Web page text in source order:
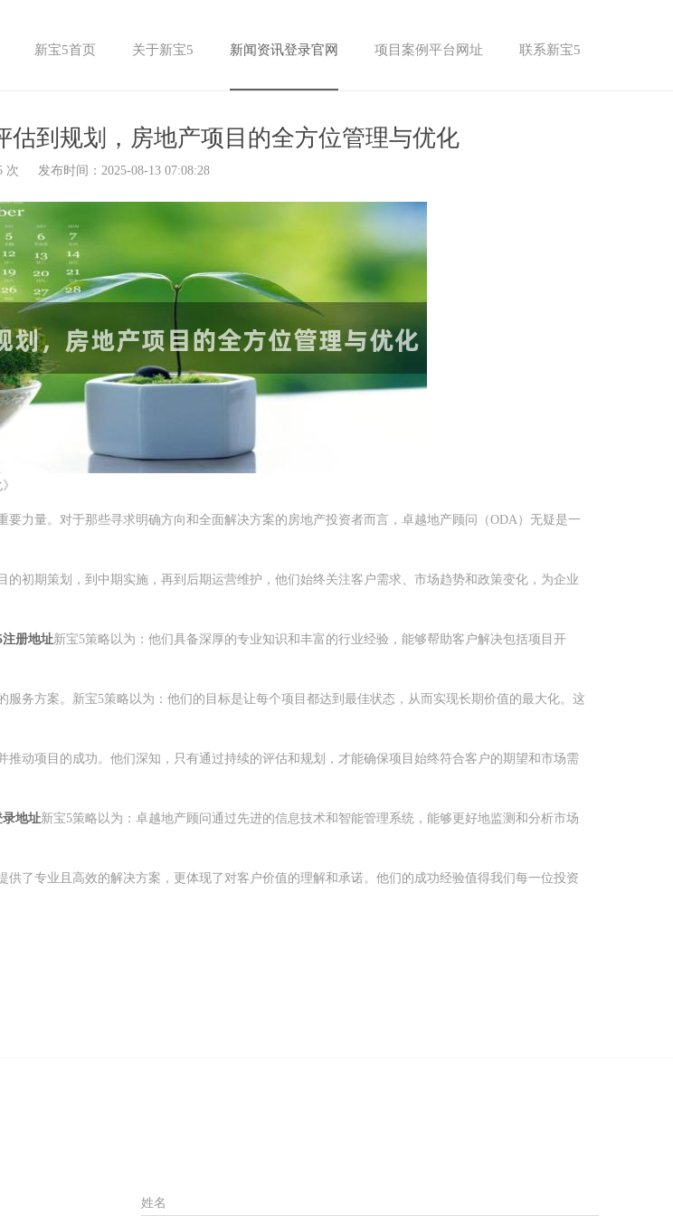
新宝5首页 关于新宝5 新闻资讯登录官网 项目案例平台网址 联系新宝5
估到规划，房地产项目的全方位管理与优化
次 发布时间：2025-08-13 07:08:28
力量。对于那些寻求明确方向和全面解决方案的房地产投资者而言，卓越地产顾问（ODA）无疑是一
初期策划，到中期实施，再到后期运营维护，他们始终关注客户需求、市场趋势和政策变化，为企业
注册地址新宝5策略以为：他们具备深厚的专业知识和丰富的行业经验，能够帮助客户解决包括项目开
务方案。新宝5策略以为：他们的目标是让每个项目都达到最佳状态，从而实现长期价值的最大化。这
动项目的成功。他们深知，只有通过持续的评估和规划，才能确保项目始终符合客户的期望和市场需
录地址新宝5策略以为：卓越地产顾问通过先进的信息技术和智能管理系统，能够更好地监测和分析市场
了专业且高效的解决方案，更体现了对客户价值的理解和承诺。他们的成功经验值得我们每一位投资
姓名